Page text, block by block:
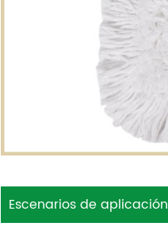
Escenarios de aplicación